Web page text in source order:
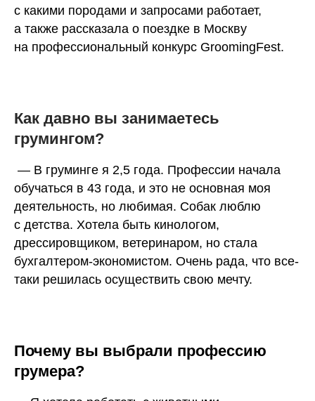
с какими породами и запросами работает,
а также рассказала о поездке в Москву
на профессиональный конкурс GroomingFest.
Как давно вы занимаетесь
грумингом?
— В груминге я 2,5 года. Профессии начала
обучаться в 43 года, и это не основная моя
деятельность, но любимая. Собак люблю
с детства. Хотела быть кинологом,
дрессировщиком, ветеринаром, но стала
бухгалтером-экономистом. Очень рада, что все-
таки решилась осуществить свою мечту.
Почему вы выбрали профессию
грумера?